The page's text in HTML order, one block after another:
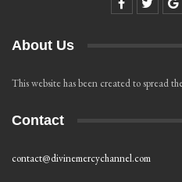
About Us
This website has been created to spread
Contact
contact@divinemercychannel.com